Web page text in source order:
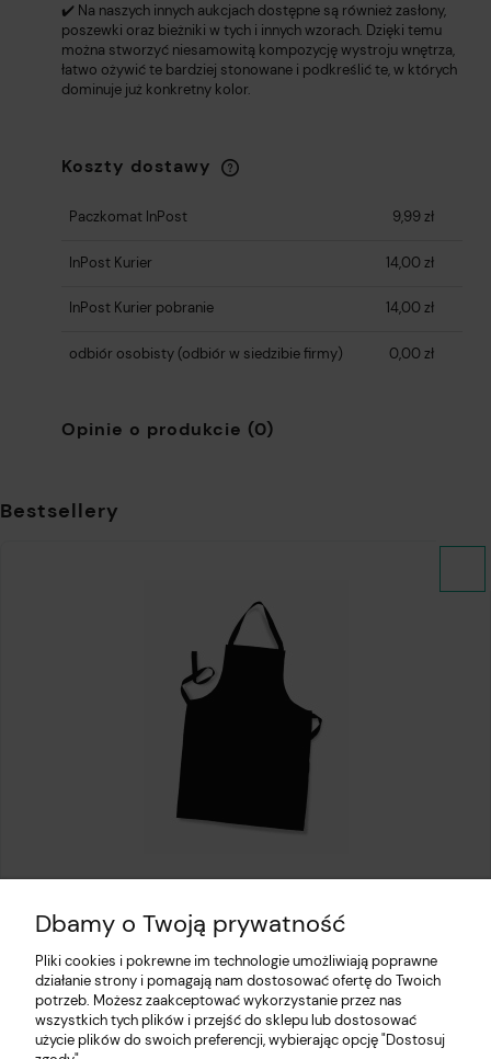
✔️ Na naszych innych aukcjach dostępne są również zasłony,
poszewki oraz bieżniki w tych i innych wzorach. Dzięki temu
można stworzyć niesamowitą kompozycję wystroju wnętrza,
łatwo ożywić te bardziej stonowane i podkreślić te, w których
dominuje już konkretny kolor.
Koszty dostawy
Cena nie zawiera ewentualnych kosztów
Paczkomat InPost
9,99 zł
InPost Kurier 14,00 zł
InPost Kurier pobranie 14,00 zł
odbiór osobisty(odbiór w siedzibie firmy) 0,00 zł
Opinie o produkcie (0)
Bestsellery
Fartuch kuchenny czarny
Pomoc
Dbamy o Twoją prywatność
Pliki cookies i pokrewne im technologie umożliwiają poprawne
działanie strony i pomagają nam dostosować ofertę do Twoich
potrzeb. Możesz zaakceptować wykorzystanie przez nas
wszystkich tych plików i przejść do sklepu lub dostosować
użycie plików do swoich preferencji, wybierając opcję "Dostosuj